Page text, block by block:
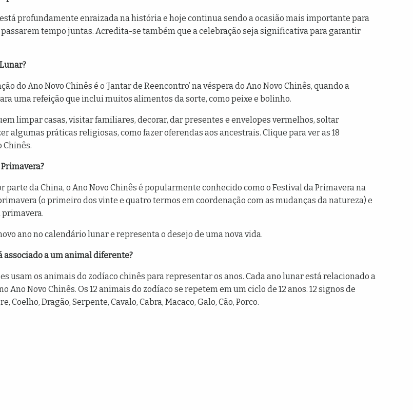
profundamente enraizada na história e hoje continua sendo a ocasião mais importante para
tempo juntas. Acredita-se também que a celebração seja significativa para garantir
do Ano Novo Chinês é o ‘Jantar de Reencontro’ na véspera do Ano Novo Chinês, quando a
uma refeição que inclui muitos alimentos da sorte, como peixe e bolinho.
limpar casas, visitar familiares, decorar, dar presentes e envelopes vermelhos, soltar
algumas práticas religiosas, como fazer oferendas aos ancestrais. Clique para ver as 18
Chinês.
parte da China, o Ano Novo Chinês é popularmente conhecido como o Festival da Primavera na
(o primeiro dos vinte e quatro termos em coordenação com as mudanças da natureza) e
primavera.
ano no calendário lunar e representa o desejo de uma nova vida.
associado a um animal diferente?
usam os animais do zodíaco chinês para representar os anos. Cada ano lunar está relacionado a
Ano Novo Chinês. Os 12 animais do zodíaco se repetem em um ciclo de 12 anos. 12 signos de
Coelho, Dragão, Serpente, Cavalo, Cabra, Macaco, Galo, Cão, Porco.